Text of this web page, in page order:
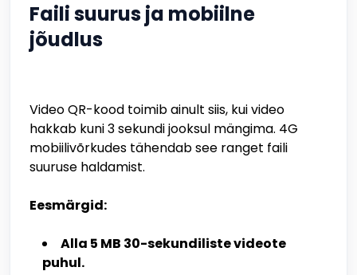
Faili suurus ja mobiilne
jõudlus
Video QR-kood toimib ainult siis, kui video
hakkab kuni 3 sekundi jooksul mängima. 4G
mobiilivõrkudes tähendab see ranget faili
suuruse haldamist.
Eesmärgid:
Alla 5 MB 30-sekundiliste videote
puhul.